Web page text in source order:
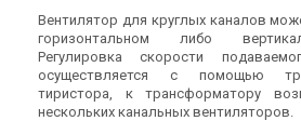
Вентилятор для круглых каналов
горизонтальном либо
Регулировка скорости
осуществляется с помощью
тиристора, к трансформатору
нескольких канальных вентиляторов.